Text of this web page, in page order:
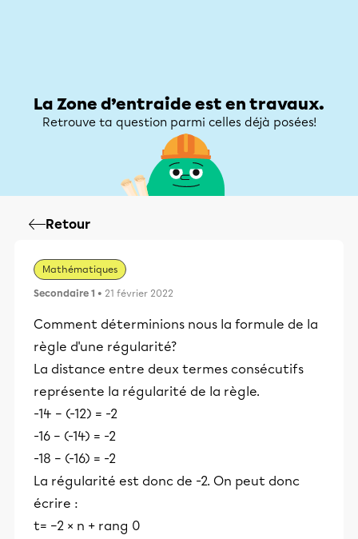
La Zone d’entraide est en travaux.
Retrouve ta question parmi celles déjà posées!
Retour
Mathématiques
Secondaire 1 • 21 février 2022
Comment déterminions nous la formule de la
règle d'une régularité?
La distance entre deux termes consécutifs
représente la régularité de la règle.
-14 – (-12) = -2
-16 – (-14) = -2
-18 – (-16) = -2
La régularité est donc de -2. On peut donc
écrire :
t= −2 × n + rang 0